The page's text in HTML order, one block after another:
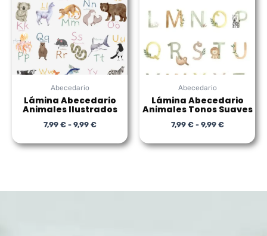
Abecedario
Lámina Abecedario
Animales Ilustrados
7,99 € - 9,99 €
hasta
9,99 €
Abecedario
Lámina Abecedario
Animales Tonos Suaves
7,99 € - 9,99 €
hasta
9,99 €